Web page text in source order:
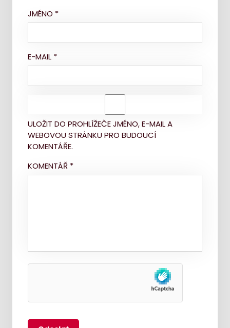
JMÉNO *
E-MAIL *
ULOŽIT DO PROHLÍŽEČE JMÉNO, E-MAIL A
WEBOVOU STRÁNKU PRO BUDOUCÍ
KOMENTÁŘE.
KOMENTÁŘ *